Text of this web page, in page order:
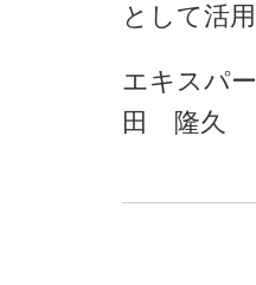
として活
エキスパ
田 隆久